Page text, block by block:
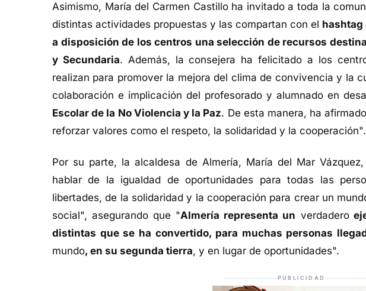
Asimismo, María del Carmen Castillo ha invitado a toda la
distintas actividades propuestas y las compartan con el hashtag
a disposición de los centros una selección de recursos
y Secundaria. Además, la consejera ha felicitado a los
realizan para promover la mejora del clima de convivencia y la
colaboración e implicación del profesorado y alumnado en
Escolar de la No Violencia y la Paz. De esta manera, ha
reforzar valores como el respeto, la solidaridad y la cooperación".
Por su parte, la alcaldesa de Almería, María del Mar
hablar de la igualdad de oportunidades para todas las
libertades, de la solidaridad y la cooperación para crear un
social", asegurando que "Almería representa un verdadero
distintas que se ha convertido, para muchas personas
mundo, en su segunda tierra, y en lugar de oportunidades".
PUBLICIDAD